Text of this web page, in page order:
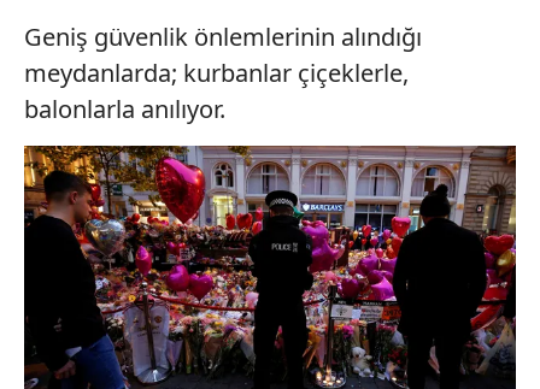
Geniş güvenlik önlemlerinin alındığı
meydanlarda; kurbanlar çiçeklerle,
balonlarla anılıyor.